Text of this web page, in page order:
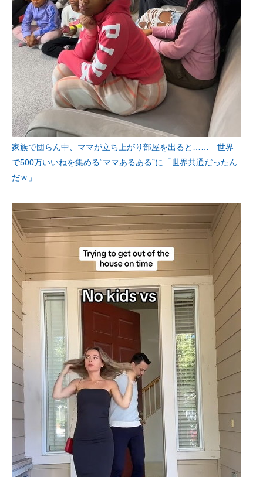
家族で団らん中、ママが立ち上がり部屋を出ると…… 世界
で500万いいねを集める“ママあるある”に「世界共通だったん
だｗ」